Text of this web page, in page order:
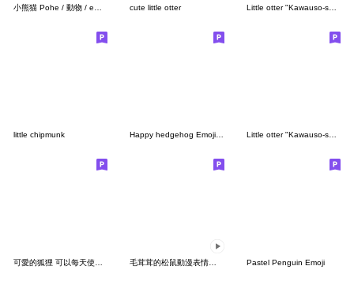
cute little otter Little otter "Kawauso-san" Emoji part3
little chipmunk Happy hedgehog Emoji<basic> Little otter "Kawauso-san"Emoji
Pastel Penguin Emoji